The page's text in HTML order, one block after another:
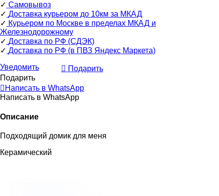
✓ Самовывоз
✓ Доставка курьером до 10км за МКАД
✓ Курьером по Москве в пределах МКАД и
Железнодорожному
✓ Доставка по РФ (СДЭК)
✓ Доставка по РФ (в ПВЗ Яндекс Маркета)
Уведомить
Подарить
Подарить
Написать в WhatsApp
Написать в WhatsApp
Описание
Подходящий домик для меня
Керамический